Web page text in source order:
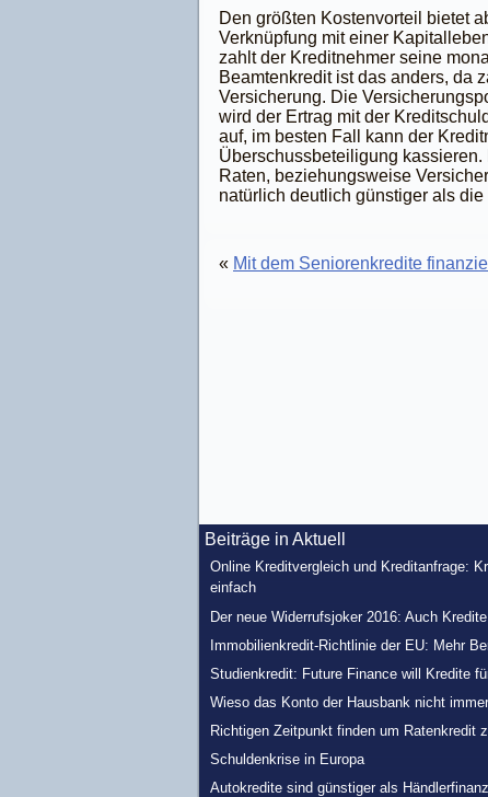
Den größten Kostenvorteil bietet
Verknüpfung mit einer
zahlt der Kreditnehmer seine
Beamtenkredit ist das anders, da
Versicherung. Die
wird der Ertrag mit der
auf, im besten Fall kann der
Überschussbeteiligung
Raten, beziehungsweise
natürlich deutlich günstiger als
« Mit dem Seniorenkredite
Beiträge in Aktuell
Online Kreditvergleich und Kreditanfrage:
einfach
Der neue Widerrufsjoker 2016: Auch
Immobilienkredit-Richtlinie der EU: Mehr
Studienkredit: Future Finance will Kredite
Wieso das Konto der Hausbank nicht
Richtigen Zeitpunkt finden um Ratenkredit
Schuldenkrise in Europa
Autokredite sind günstiger als